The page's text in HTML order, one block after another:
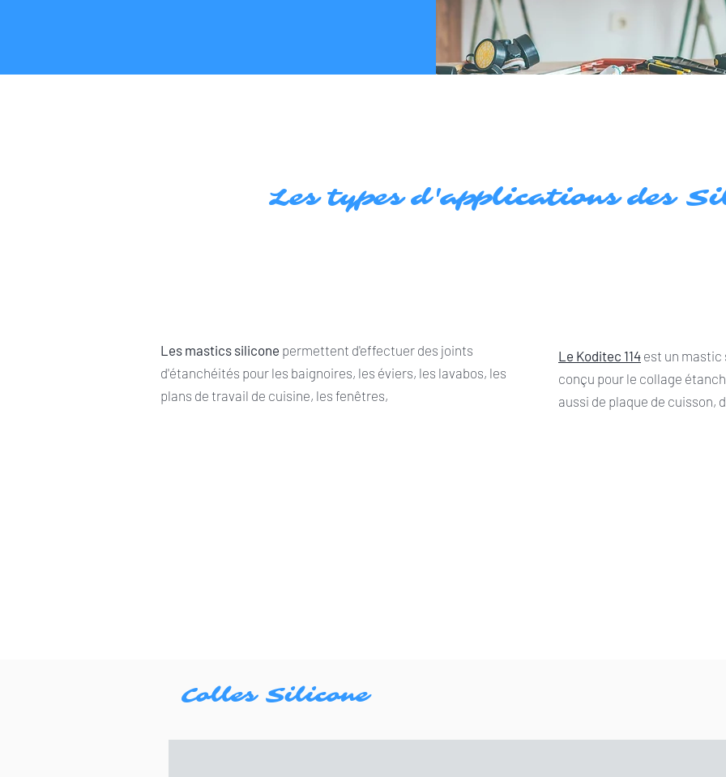
Les types d'applications des
Les mastics silicone permettent d'effectuer des joints
d'étanchéités pour les baignoires, les éviers, les lavabos, les
plans de travail de cuisine, les fenêtres,
Le Koditec 114 est un
conçu pour le collage
aussi de plaque de cuisson,
Colles Silicone